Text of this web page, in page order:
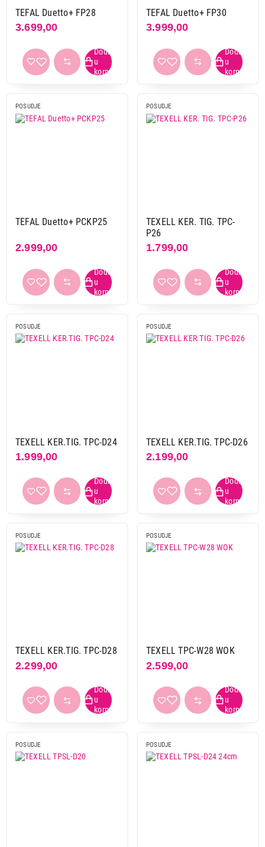
TEFAL Duetto+ FP28
3.699,00
TEFAL Duetto+ FP30
3.999,00
POSUDJE
TEFAL Duetto+ PCKP25
2.999,00
POSUDJE
TEXELL KER. TIG. TPC-
P26
1.799,00
POSUDJE
TEXELL KER.TIG. TPC-D24
1.999,00
POSUDJE
TEXELL KER.TIG. TPC-D26
2.199,00
POSUDJE
TEXELL KER.TIG. TPC-D28
2.299,00
POSUDJE
TEXELL TPC-W28 WOK
2.599,00
POSUDJE POSUDJE
POSUĐE
TEFAL Simply Clean 24 cm B5670453
Ukupno u korpi:
Nastavi kupovinu